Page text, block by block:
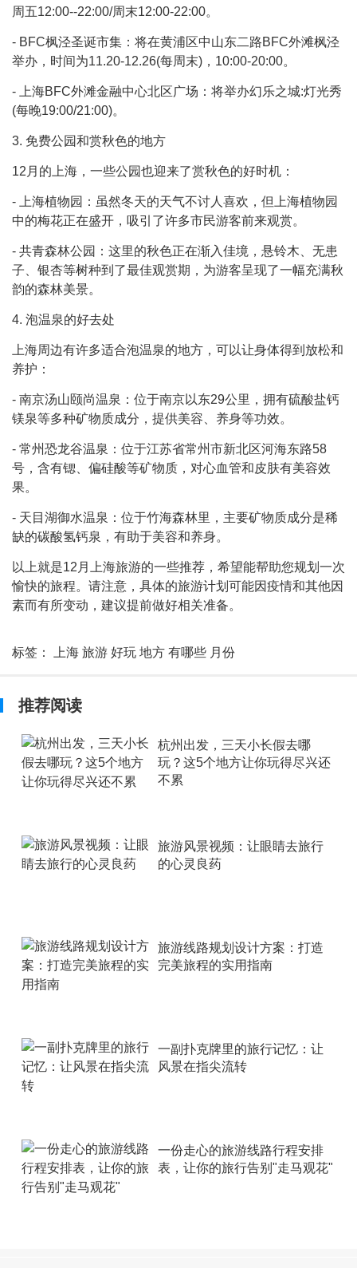
周五12:00--22:00/周末12:00-22:00。
- BFC枫泾圣诞市集：将在黄浦区中山东二路BFC外滩枫泾
举办，时间为11.20-12.26(每周末)，10:00-20:00。
- 上海BFC外滩金融中心北区广场：将举办幻乐之城:灯光秀
(每晚19:00/21:00)。
3. 免费公园和赏秋色的地方
12月的上海，一些公园也迎来了赏秋色的好时机：
- 上海植物园：虽然冬天的天气不讨人喜欢，但上海植物园
中的梅花正在盛开，吸引了许多市民游客前来观赏。
- 共青森林公园：这里的秋色正在渐入佳境，悬铃木、无患
子、银杏等树种到了最佳观赏期，为游客呈现了一幅充满秋
韵的森林美景。
4. 泡温泉的好去处
上海周边有许多适合泡温泉的地方，可以让身体得到放松和
养护：
- 南京汤山颐尚温泉：位于南京以东29公里，拥有硫酸盐钙
镁泉等多种矿物质成分，提供美容、养身等功效。
- 常州恐龙谷温泉：位于江苏省常州市新北区河海东路58
号，含有锶、偏硅酸等矿物质，对心血管和皮肤有美容效
果。
- 天目湖御水温泉：位于竹海森林里，主要矿物质成分是稀
缺的碳酸氢钙泉，有助于美容和养身。
以上就是12月上海旅游的一些推荐，希望能帮助您规划一次
愉快的旅程。请注意，具体的旅游计划可能因疫情和其他因
素而有所变动，建议提前做好相关准备。
标签： 上海 旅游 好玩 地方 有哪些 月份
推荐阅读
杭州出发，三天小长假去哪
玩？这5个地方让你玩得尽兴还
不累
旅游风景视频：让眼睛去旅行
的心灵良药
旅游线路规划设计方案：打造
完美旅程的实用指南
一副扑克牌里的旅行记忆：让
风景在指尖流转
一份走心的旅游线路行程安排
表，让你的旅行告别"走马观花"